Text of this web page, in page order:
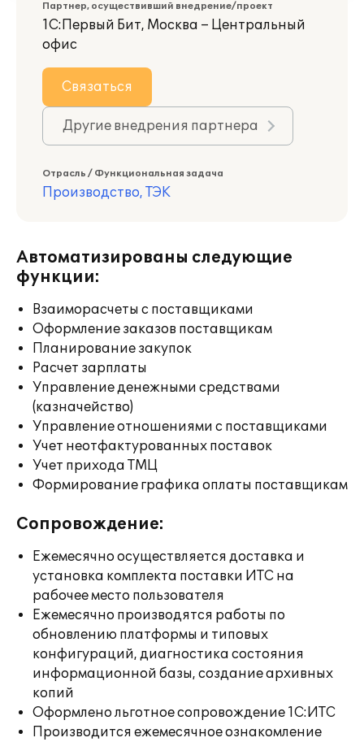
Партнер, осуществивший внедрение/проект
1С:Первый Бит, Москва – Центральный
офис
Связаться
Другие внедрения партнера
Отрасль / Функциональная задача
Производство, ТЭК
Автоматизированы следующие
функции:
Взаиморасчеты с поставщиками
Оформление заказов поставщикам
Планирование закупок
Расчет зарплаты
Управление денежными средствами
(казначейство)
Управление отношениями с поставщиками
Учет неотфактурованных поставок
Учет прихода ТМЦ
Формирование графика оплаты поставщикам
Сопровождение:
Ежемесячно осуществляется доставка и
установка комплекта поставки ИТС на
рабочее место пользователя
Ежемесячно производятся работы по
обновлению платформы и типовых
конфигураций, диагностика состояния
информационной базы, создание архивных
копий
Оформлено льготное сопровождение 1С:ИТС
Производится ежемесячное ознакомление